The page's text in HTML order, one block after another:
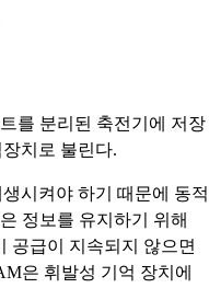
를 분리된 축전기에 저장
치로 불린다.
시켜야 하기 때문에 동적
정보를 유지하기 위해
공급이 지속되지 않으면
은 휘발성 기억 장치에